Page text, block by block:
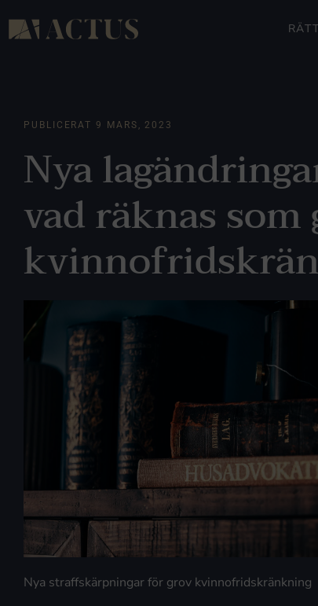
PUBLICERAT 9 MARS, 2023
Nya
vad räknas som
Nya straffskärpningar för grov kvinnofridskränkning